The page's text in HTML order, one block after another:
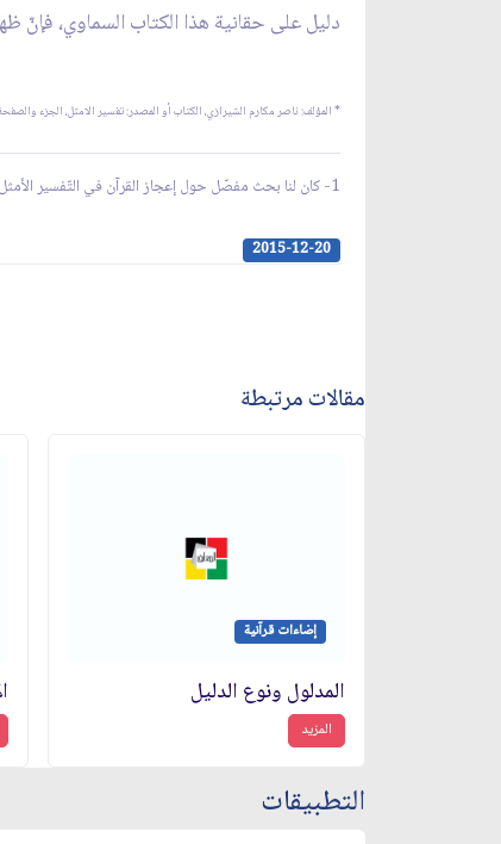
دليل على حقانية هذا الكتاب السماوي، فإنّ
* المؤلف: ناصر مكارم الشيرازي، الكتاب أو المصدر: تفسير الامثل، الجزء والصفحة: ج12،
1- كان لنا بحث مفصّل حول إعجاز القرآن في التّفسير الأمثل، ذيل الآية (23) من سورة البقرة.
2015-12-20
مقالات مرتبطة
إضاءات قرآنية
المدلول ونوع الدليل
المزيد
التطبيقات